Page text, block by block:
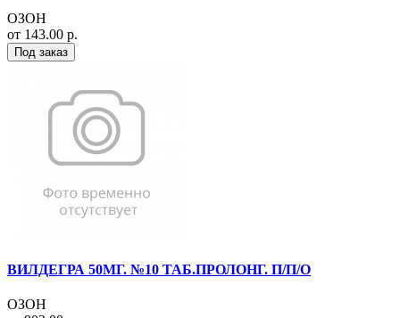
ОЗОН
от 143.00 р.
Под заказ
ВИЛДЕГРА 50МГ. №10 ТАБ.ПРОЛОНГ. П/П/О
ОЗОН